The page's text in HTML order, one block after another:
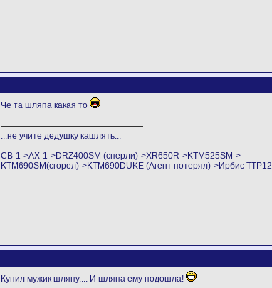
Че та шляпа какая то
...не учите дедушку кашлять...
CB-1->AX-1->DRZ400SM (сперли)->XR650R->KTM525SM->
KTM690SM(сгорел)->KTM690DUKE (Агент потерял)->Ирбис
Купил мужик шляпу.... И шляпа ему подошла!